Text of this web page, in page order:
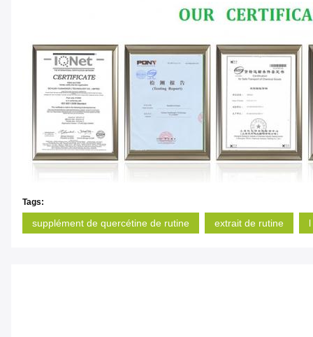
Tags:
supplément de quercétine de rutine extrait de rutine